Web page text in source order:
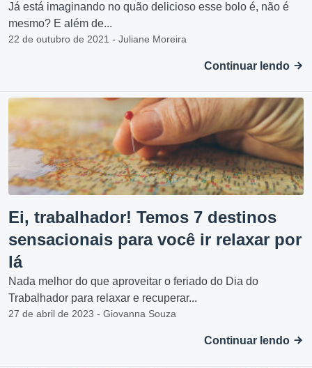
Já está imaginando no quão delicioso esse bolo é, não é
mesmo? E além de...
22 de outubro de 2021 - Juliane Moreira
Continuar lendo
Ei, trabalhador! Temos 7 destinos
sensacionais para você ir relaxar por
lá
Nada melhor do que aproveitar o feriado do Dia do
Trabalhador para relaxar e recuperar...
27 de abril de 2023 - Giovanna Souza
Continuar lendo